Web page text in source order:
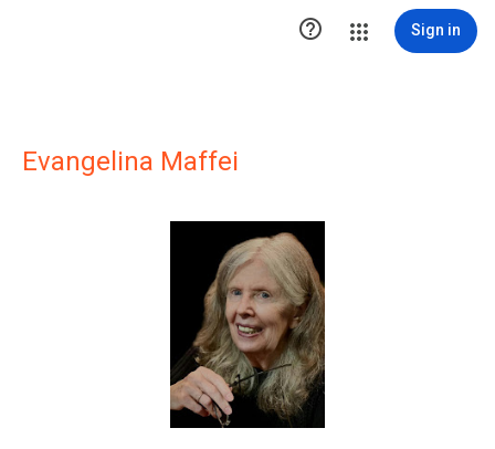
 Sign in
Evangelina Maffei